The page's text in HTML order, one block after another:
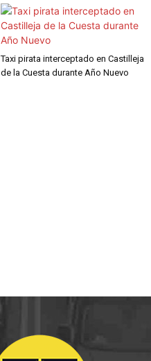
Taxi pirata interceptado en Castilleja
de la Cuesta durante Año Nuevo